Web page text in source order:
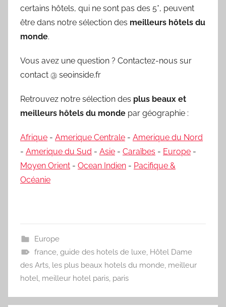
certains hôtels, qui ne sont pas des 5*, peuvent
être dans notre sélection des meilleurs hôtels du
monde.
Vous avez une question ? Contactez-nous sur
contact @ seoinside.fr
Retrouvez notre sélection des plus beaux et
meilleurs hôtels du monde par géographie :
Afrique - Amerique Centrale - Amerique du Nord
- Amerique du Sud - Asie - Caraïbes - Europe -
Moyen Orient - Ocean Indien - Pacifique &
Océanie
Europe
france, guide des hotels de luxe, Hôtel Dame
des Arts, les plus beaux hotels du monde, meilleur
hotel, meilleur hotel paris, paris